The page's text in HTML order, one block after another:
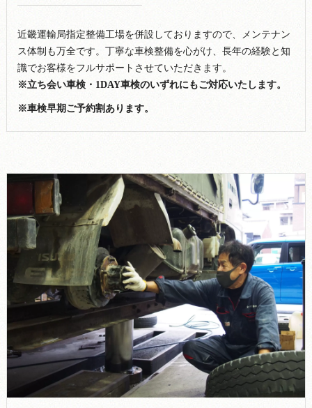
近畿運輸局指定整備工場を併設しておりますので、メンテナン
ス体制も万全です。丁寧な車検整備を心がけ、長年の経験と知
識でお客様をフルサポートさせていただきます。
※立ち会い車検・1DAY車検のいずれにもご対応いたします。
※車検早期ご予約割あります。